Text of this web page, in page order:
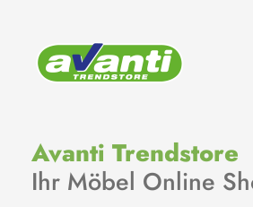
Avanti Trendstore
Ihr Möbel Online